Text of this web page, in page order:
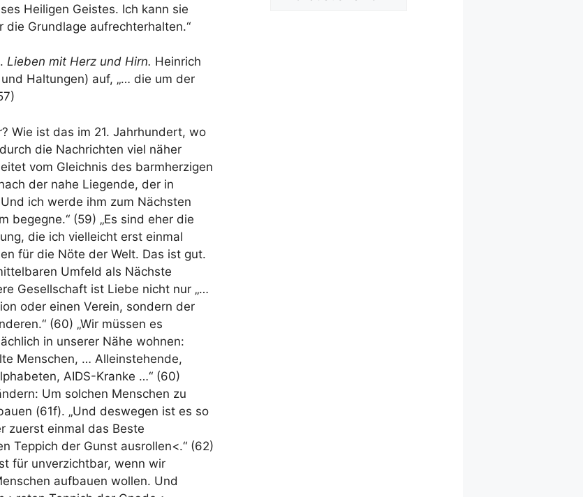
Heiligen Geistes. Ich kann sie
Grundlage aufrechterhalten.“
Lieben mit Herz und Hirn. Heinrich
Haltungen) auf, „… die um der
Wie ist das im 21. Jahrhundert, wo
die Nachrichten viel näher
vom Gleichnis des barmherzigen
der nahe Liegende, der in
ich werde ihm zum Nächsten
begegne.“ (59) „Es sind eher die
die ich vielleicht erst einmal
für die Nöte der Welt. Das ist gut.
Umfeld als Nächste
Gesellschaft ist Liebe nicht nur „…
oder einen Verein, sondern der
(60) „Wir müssen es
in unserer Nähe wohnen:
Menschen, … Alleinstehende,
AIDS-Kranke …“ (60)
Um solchen Menschen zu
(61f). „Und deswegen ist es so
zuerst einmal das Beste
Teppich der Gunst ausrollen<.“ (62)
für unverzichtbar, wenn wir
aufbauen wollen. Und